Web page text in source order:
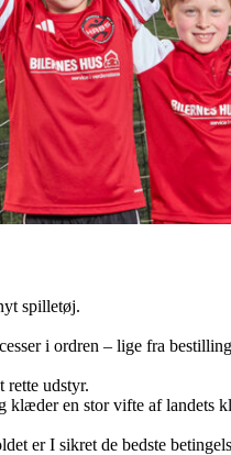
spilletøj.
i ordren – lige fra
rette udstyr.
klæder en stor vifte af landets
er I sikret de bedste